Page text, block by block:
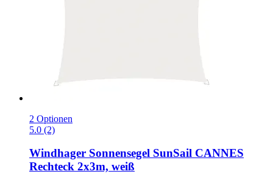
2 Optionen
5.0 (2)
Windhager Sonnensegel SunSail CANNES
Rechteck 2x3m, weiß